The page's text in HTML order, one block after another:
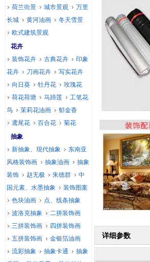
详细参数
荷兰街景
城市景观
万里
长城
黄河油画
冬天雪景
欧式建筑景观
花卉
装饰花卉
古典花卉
印象
花卉
刀画花卉
写实花卉
向日葵
牡丹花
玫瑰花
荷花荷塘
马蹄莲
工笔花
鸟
茉莉花油画
郁金香
鸢尾花
百合花
菊花
抽象
新抽象、现代抽象
东南亚
风格装饰画
抽象油画
抽象
装饰
赵无极 朱德群
中
国元素、水墨抽象
装饰图案
色块油画
点、线条抽象
波洛克抽象
二拼装饰画
三拼装饰画
四拼装饰画
五拼装饰画
金银箔油画
流彩抽象
抽象卡通
抽象